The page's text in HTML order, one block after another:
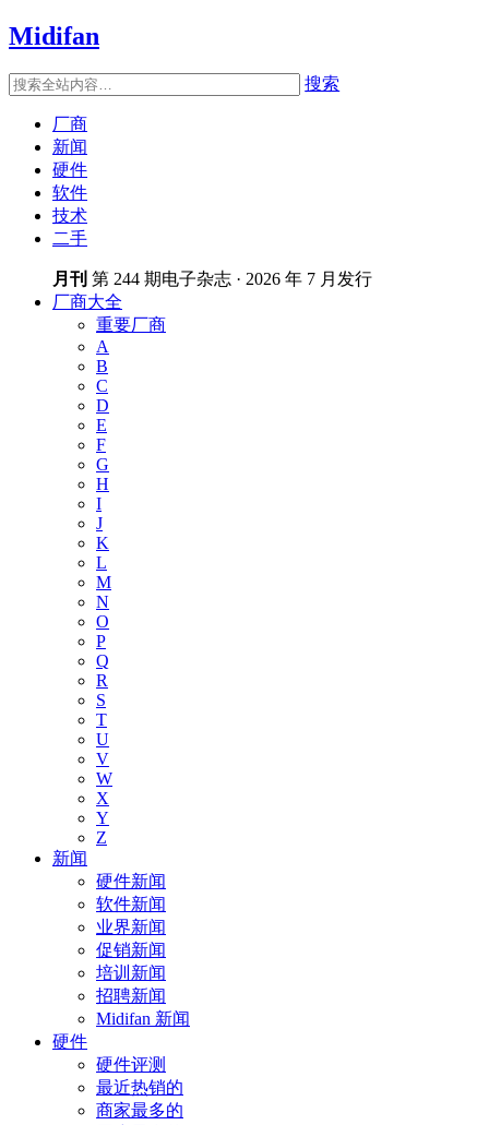
Midifan
搜索
厂商
新闻
硬件
软件
技术
二手
月刊 第 244 期电子杂志 · 2026 年 7 月发行
厂商大全
重要厂商
A
B
C
D
E
F
G
H
I
J
K
L
M
N
O
P
Q
R
S
T
U
V
W
X
Y
Z
新闻
硬件新闻
软件新闻
业界新闻
促销新闻
培训新闻
招聘新闻
Midifan 新闻
硬件
硬件评测
最近热销的
商家最多的